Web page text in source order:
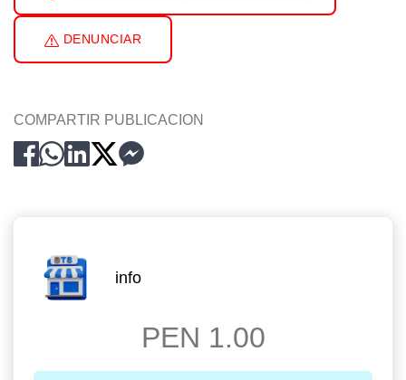
DENUNCIAR
COMPARTIR PUBLICACION
info
PEN 1.00